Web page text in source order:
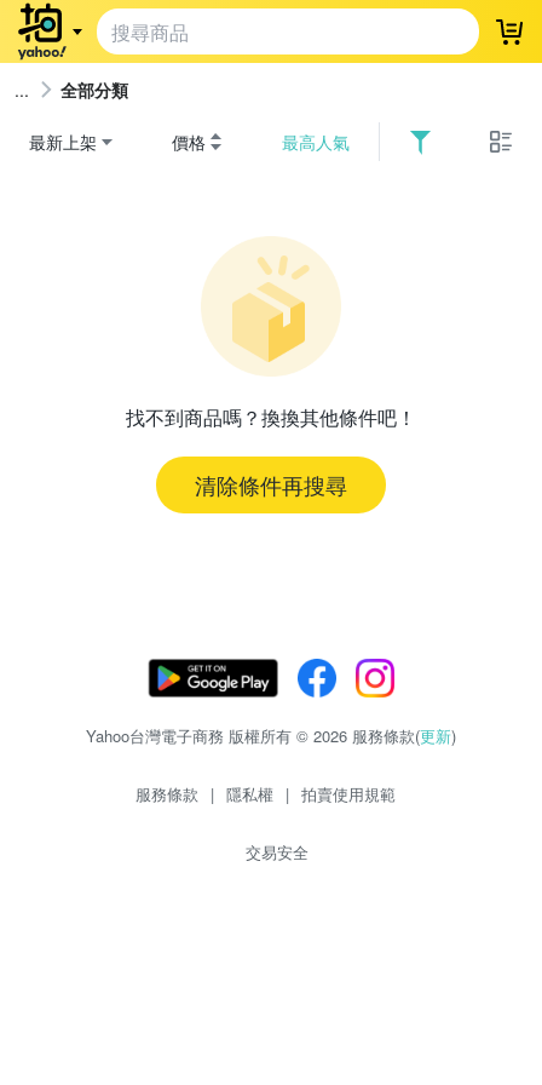
登
全部分類
最新上架 價格 最高人氣
找不到商品嗎？換換其他條件吧！
清除條件再搜尋
Yahoo台灣電子商務 版權所有 © 2026 服務條款(更新)
服務條款 | 隱私權 | 拍賣使用規範
交易安全